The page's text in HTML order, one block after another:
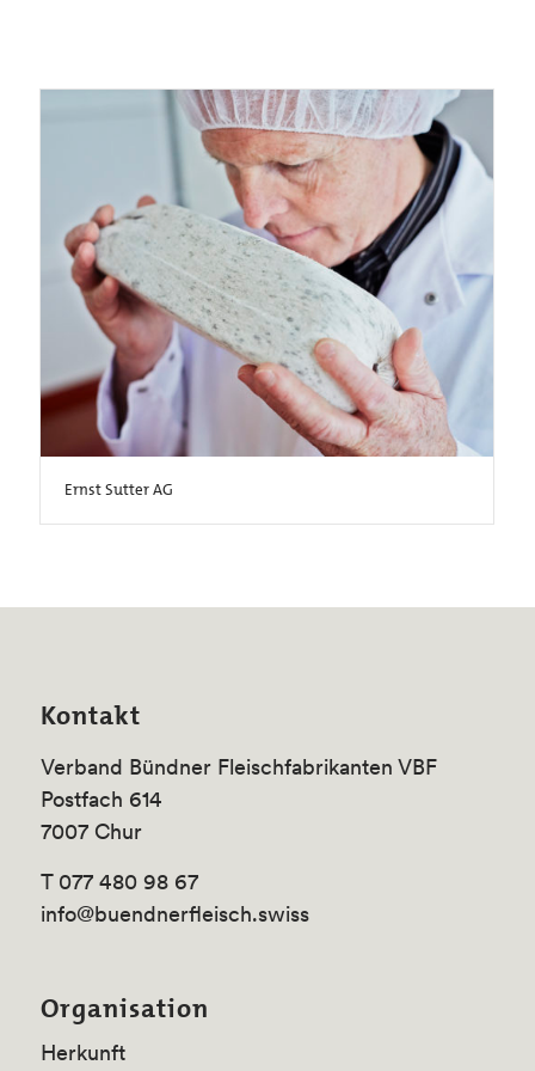
Ernst Sutter AG
Kontakt
Verband Bündner Fleischfabrikanten VBF
Postfach 614
7007 Chur
T 077 480 98 67
info@buendnerfleisch.swiss
Organisation
Herkunft